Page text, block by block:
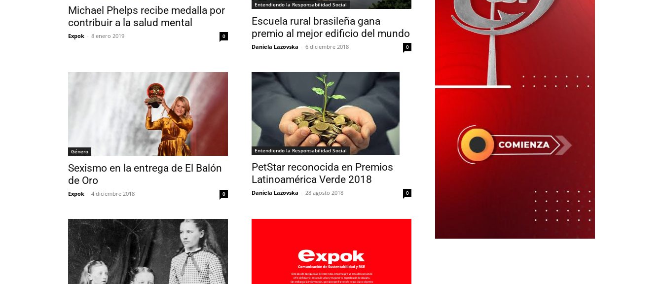
Michael Phelps recibe medalla por
contribuir a la salud mental
Expok - 8 enero 2019 0
Entendiendo la Responsabilidad Social
Escuela rural brasileña gana
premio al mejor edificio del mundo
Daniela Lazovska - 6 diciembre 2018 0
Género
Sexismo en la entrega de El Balón
de Oro
Expok - 4 diciembre 2018 0
Entendiendo la Responsabilidad Social
PetStar reconocida en Premios
Latinoamérica Verde 2018
Daniela Lazovska - 28 agosto 2018 0